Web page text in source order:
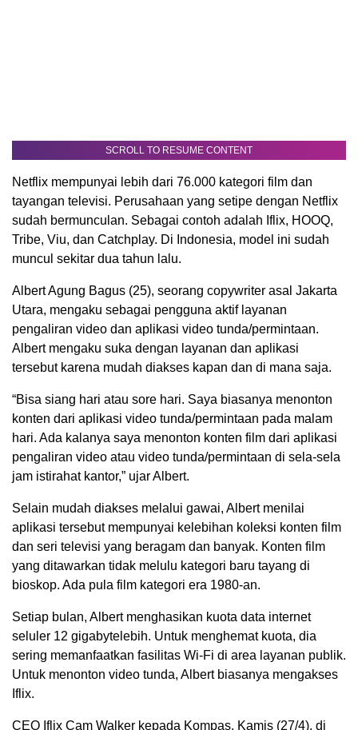
SCROLL TO RESUME CONTENT
Netflix mempunyai lebih dari 76.000 kategori film dan
tayangan televisi. Perusahaan yang setipe dengan Netflix
sudah bermunculan. Sebagai contoh adalah Iflix, HOOQ,
Tribe, Viu, dan Catchplay. Di Indonesia, model ini sudah
muncul sekitar dua tahun lalu.
Albert Agung Bagus (25), seorang copywriter asal Jakarta
Utara, mengaku sebagai pengguna aktif layanan
pengaliran video dan aplikasi video tunda/permintaan.
Albert mengaku suka dengan layanan dan aplikasi
tersebut karena mudah diakses kapan dan di mana saja.
“Bisa siang hari atau sore hari. Saya biasanya menonton
konten dari aplikasi video tunda/permintaan pada malam
hari. Ada kalanya saya menonton konten film dari aplikasi
pengaliran video atau video tunda/permintaan di sela-sela
jam istirahat kantor,” ujar Albert.
Selain mudah diakses melalui gawai, Albert menilai
aplikasi tersebut mempunyai kelebihan koleksi konten film
dan seri televisi yang beragam dan banyak. Konten film
yang ditawarkan tidak melulu kategori baru tayang di
bioskop. Ada pula film kategori era 1980-an.
Setiap bulan, Albert menghasikan kuota data internet
seluler 12 gigabytelebih. Untuk menghemat kuota, dia
sering memanfaatkan fasilitas Wi-Fi di area layanan publik.
Untuk menonton video tunda, Albert biasanya mengakses
Iflix.
CEO Iflix Cam Walker kepada Kompas, Kamis (27/4), di